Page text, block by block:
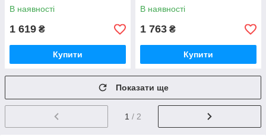
В наявності
1 619 ₴
Купити
В наявності
1 763 ₴
Купити
Показати ще
1 / 2